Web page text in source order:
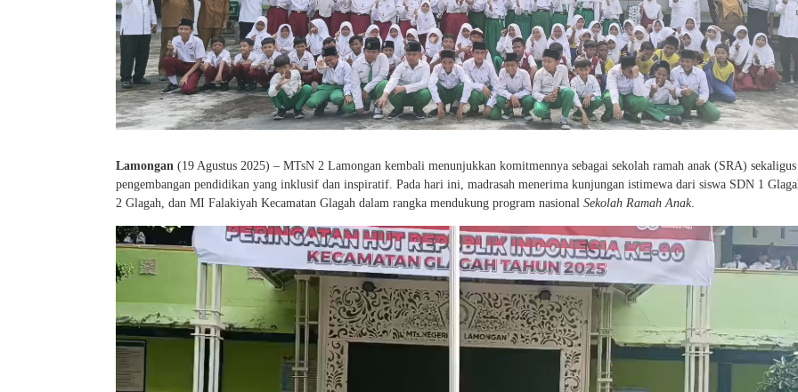
Lamongan (19 Agustus 2025) – MTsN 2 Lamongan kembali menunjukkan komitmennya sebagai sekolah ramah anak (SRA) sekaligus
pengembangan pendidikan yang inklusif dan inspiratif. Pada hari ini, madrasah menerima kunjungan istimewa dari siswa SDN 1
2 Glagah, dan MI Falakiyah Kecamatan Glagah dalam rangka mendukung program nasional Sekolah Ramah Anak.